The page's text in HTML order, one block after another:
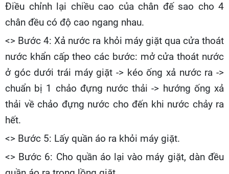
Điều chỉnh lại chiều cao của chân đế sao cho 4
chân đều có độ cao ngang nhau.
<> Bước 4: Xả nước ra khỏi máy giặt qua cửa thoát
nước khẩn cấp theo các bước: mở cửa thoát nước
ở góc dưới trái máy giặt -> kéo ống xả nước ra ->
chuẩn bị 1 chảo đựng nước thải -> hướng ống xả
thải về chảo đựng nước cho đến khi nước chảy ra
hết.
<> Bước 5: Lấy quần áo ra khỏi máy giặt.
<> Bước 6: Cho quần áo lại vào máy giặt, dàn đều